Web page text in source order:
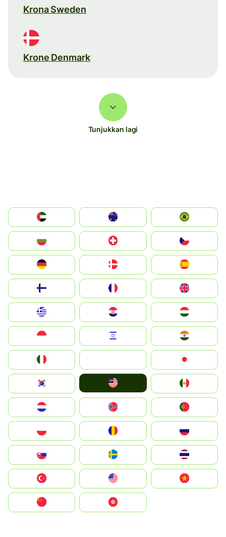
Krona Sweden
Krone Denmark
Tunjukkan lagi
الإمارات العربية المتحدة
Switzerland
Deutschland
United Kingdom
Magyarország
South Korea
United States
中國香港特別行政區